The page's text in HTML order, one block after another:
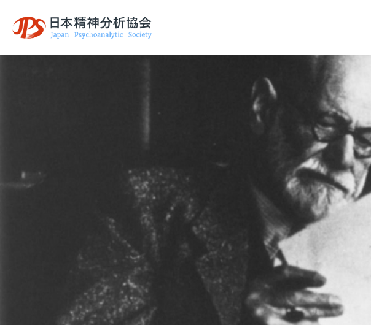
日本精神分析協